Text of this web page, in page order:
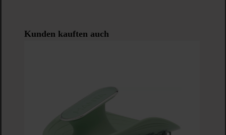
Produktgalerie überspringen
Kunden kauften auch